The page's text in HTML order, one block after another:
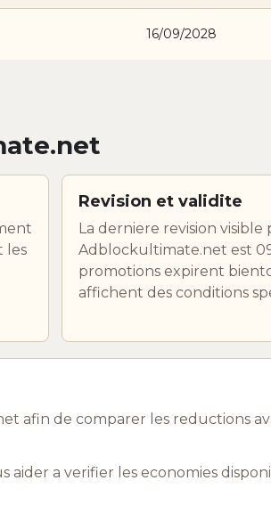
16/09/2028
les
Revision et validite
La derniere revision visible
Adblockultimate.net est
promotions expirent
affichent des conditions
afin de comparer les reductions
a verifier les economies